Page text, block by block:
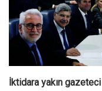
İktidara yakın